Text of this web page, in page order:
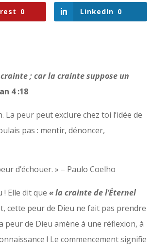
0 LinkedIn 0
; car la crainte suppose un
4 :18
peur peut exclure chez toi l’idée de
pas : mentir, dénoncer,
d’échouer. » – Paulo Coelho
! Elle dit que« la crainte de l’Éternel
cette peur de Dieu ne fait pas prendre
de Dieu amène à une réflexion, à
! Le commencement signifie